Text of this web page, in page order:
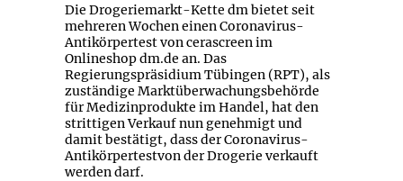
Die Drogeriemarkt-Kette dm bietet seit
mehreren Wochen einen Coronavirus-
Antikörpertest von cerascreen im
Onlineshop dm.de an. Das
Regierungspräsidium Tübingen (RPT), als
zuständige Marktüberwachungsbehörde
für Medizinprodukte im Handel, hat den
strittigen Verkauf nun genehmigt und
damit bestätigt, dass der Coronavirus-
Antikörpertestvon der Drogerie verkauft
werden darf.